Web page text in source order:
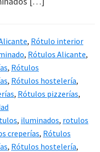
, Rótulo interior
, Rótulos Alicante,
, Rótulos
, Rótulos hostelería,
, Rótulos pizzerías,
, iluminados, rotulos
creperías, Rótulos
, Rótulos hostelería,